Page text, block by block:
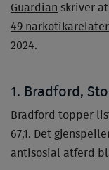
Guardian skriver
49
2024.
1. Bradford,
Bradford topper
67,1. Det
antisosial atferd